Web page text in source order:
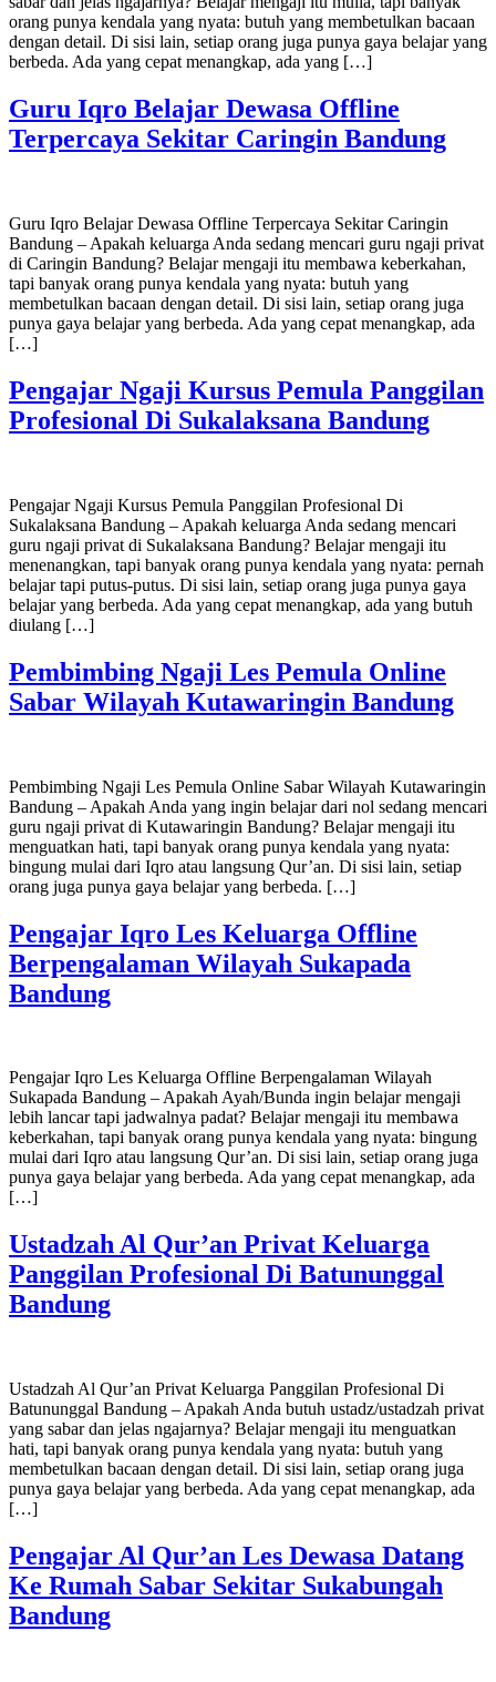
orang punya kendala yang nyata: butuh yang membetulkan bacaan
dengan detail. Di sisi lain, setiap orang juga punya gaya belajar yang
berbeda. Ada yang cepat menangkap, ada yang […]
Guru Iqro Belajar Dewasa Offline
Terpercaya Sekitar Caringin Bandung
Guru Iqro Belajar Dewasa Offline Terpercaya Sekitar Caringin
Bandung – Apakah keluarga Anda sedang mencari guru ngaji privat
di Caringin Bandung? Belajar mengaji itu membawa keberkahan,
tapi banyak orang punya kendala yang nyata: butuh yang
membetulkan bacaan dengan detail. Di sisi lain, setiap orang juga
punya gaya belajar yang berbeda. Ada yang cepat menangkap, ada
[…]
Pengajar Ngaji Kursus Pemula Panggilan
Profesional Di Sukalaksana Bandung
Pengajar Ngaji Kursus Pemula Panggilan Profesional Di
Sukalaksana Bandung – Apakah keluarga Anda sedang mencari
guru ngaji privat di Sukalaksana Bandung? Belajar mengaji itu
menenangkan, tapi banyak orang punya kendala yang nyata: pernah
belajar tapi putus-putus. Di sisi lain, setiap orang juga punya gaya
belajar yang berbeda. Ada yang cepat menangkap, ada yang butuh
diulang […]
Pembimbing Ngaji Les Pemula Online
Sabar Wilayah Kutawaringin Bandung
Pembimbing Ngaji Les Pemula Online Sabar Wilayah Kutawaringin
Bandung – Apakah Anda yang ingin belajar dari nol sedang mencari
guru ngaji privat di Kutawaringin Bandung? Belajar mengaji itu
menguatkan hati, tapi banyak orang punya kendala yang nyata:
bingung mulai dari Iqro atau langsung Qur’an. Di sisi lain, setiap
orang juga punya gaya belajar yang berbeda. […]
Pengajar Iqro Les Keluarga Offline
Berpengalaman Wilayah Sukapada
Bandung
Pengajar Iqro Les Keluarga Offline Berpengalaman Wilayah
Sukapada Bandung – Apakah Ayah/Bunda ingin belajar mengaji
lebih lancar tapi jadwalnya padat? Belajar mengaji itu membawa
keberkahan, tapi banyak orang punya kendala yang nyata: bingung
mulai dari Iqro atau langsung Qur’an. Di sisi lain, setiap orang juga
punya gaya belajar yang berbeda. Ada yang cepat menangkap, ada
[…]
Ustadzah Al Qur’an Privat Keluarga
Panggilan Profesional Di Batununggal
Bandung
Ustadzah Al Qur’an Privat Keluarga Panggilan Profesional Di
Batununggal Bandung – Apakah Anda butuh ustadz/ustadzah privat
yang sabar dan jelas ngajarnya? Belajar mengaji itu menguatkan
hati, tapi banyak orang punya kendala yang nyata: butuh yang
membetulkan bacaan dengan detail. Di sisi lain, setiap orang juga
punya gaya belajar yang berbeda. Ada yang cepat menangkap, ada
[…]
Pengajar Al Qur’an Les Dewasa Datang
Ke Rumah Sabar Sekitar Sukabungah
Bandung